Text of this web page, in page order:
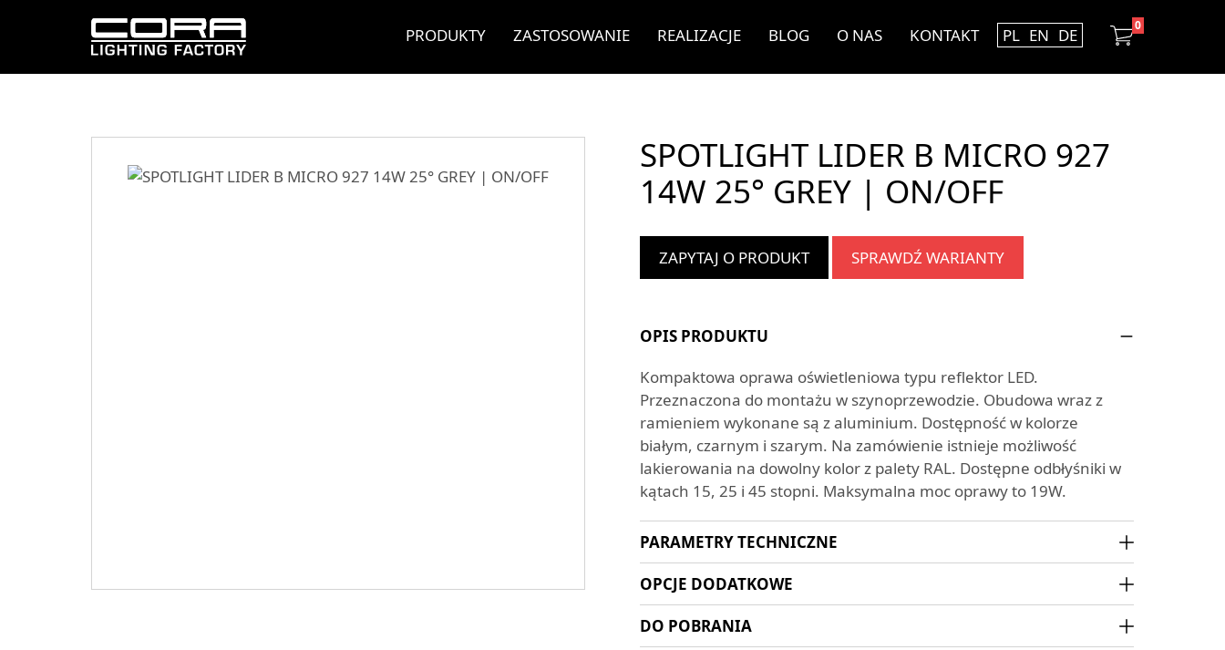
0
PRODUKTY ZASTOSOWANIE REALIZACJE BLOG O NAS KONTAKT PL EN DE
SPOTLIGHT LIDER B MICRO 927
14W 25° GREY | ON/OFF
ZAPYTAJ O PRODUKT SPRAWDŹ WARIANTY
OPIS PRODUKTU
Kompaktowa oprawa oświetleniowa typu reflektor LED.
Przeznaczona do montażu w szynoprzewodzie. Obudowa wraz z
ramieniem wykonane są z aluminium. Dostępność w kolorze
białym, czarnym i szarym. Na zamówienie istnieje możliwość
lakierowania na dowolny kolor z palety RAL. Dostępne odbłyśniki w
kątach 15, 25 i 45 stopni. Maksymalna moc oprawy to 19W.
PARAMETRY TECHNICZNE
OPCJE DODATKOWE
DO POBRANIA